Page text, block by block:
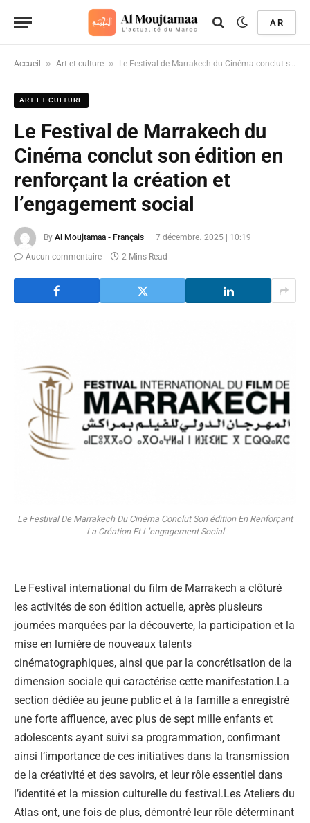
AR
Accueil » Art et culture » Le Festival de Marrakech du Cinéma conclut son édition en renforçant la création et l’engagement social
ART ET CULTURE
Le Festival de Marrakech du
Cinéma conclut son édition en
renforçant la création et
l’engagement social
By Al Moujtamaa - Français
7 décembre، 2025 | 10:19
Aucun commentaire
2 Mins Read
Le Festival De Marrakech Du Cinéma Conclut Son édition En Renforçant
La Création Et L’engagement Social
Le Festival international du film de Marrakech a clôturé
les activités de son édition actuelle, après plusieurs
journées marquées par la découverte, la participation et la
mise en lumière de nouveaux talents
cinématographiques, ainsi que par la concrétisation de la
dimension sociale qui caractérise cette manifestation.La
section dédiée au jeune public et à la famille a enregistré
une forte affluence, avec plus de sept mille enfants et
adolescents ayant suivi sa programmation, confirmant
ainsi l’importance de ces initiatives dans la transmission
de la créativité et des savoirs, et leur rôle essentiel dans
l’identité et la mission culturelle du festival.Les Ateliers du
Atlas ont, une fois de plus, démontré leur rôle déterminant